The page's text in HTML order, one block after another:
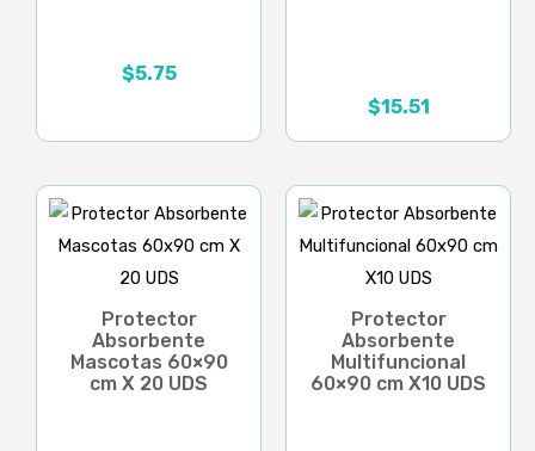
$5.75
Rango
hasta
$6.01
precio
era:
$18.69.
$15.51
precio
es:
$15.51.
Protector
Absorbente
Mascotas 60×90
cm X 20 UDS
Protector
Absorbente
Multifuncional
60×90 cm X10 UDS